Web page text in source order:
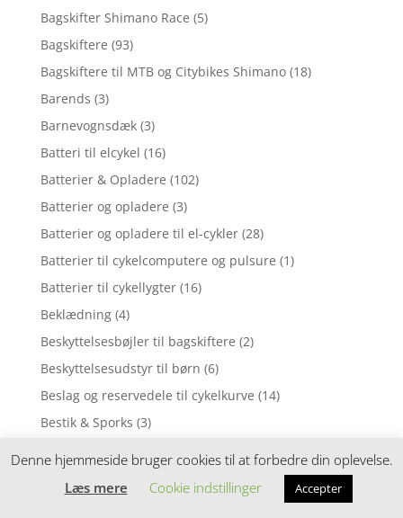
Bagskifter Shimano Race (5)
Bagskiftere (93)
Bagskiftere til MTB og Citybikes Shimano (18)
Barends (3)
Barnevognsdæk (3)
Batteri til elcykel (16)
Batterier & Opladere (102)
Batterier og opladere (3)
Batterier og opladere til el-cykler (28)
Batterier til cykelcomputere og pulsure (1)
Batterier til cykellygter (16)
Beklædning (4)
Beskyttelsesbøjler til bagskiftere (2)
Beskyttelsesudstyr til børn (6)
Beslag og reservedele til cykelkurve (14)
Bestik & Sporks (3)
Denne hjemmeside bruger cookies til at forbedre din oplevelse.
Læs mere
Cookie indstillinger Accepter